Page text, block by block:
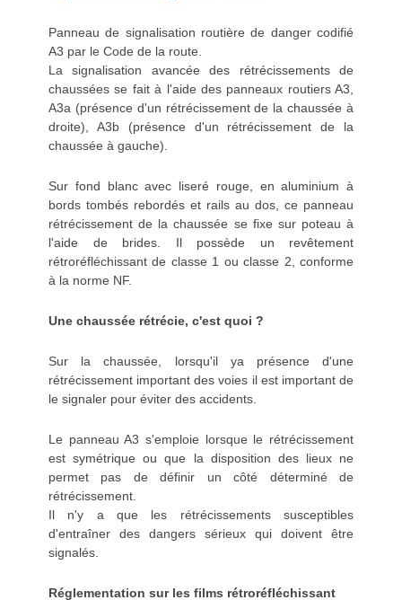
Panneau de signalisation routière de danger codifié
A3 par le Code de la route.
La signalisation avancée des rétrécissements de
chaussées se fait à l'aide des panneaux routiers A3,
A3a (présence d'un rétrécissement de la chaussée à
droite), A3b (présence d'un rétrécissement de la
chaussée à gauche).
Sur fond blanc avec liseré rouge, en aluminium à
bords tombés rebordés et rails au dos, ce panneau
rétrécissement de la chaussée se fixe sur poteau à
l'aide de brides. Il possède un revêtement
rétroréfléchissant de classe 1 ou classe 2, conforme
à la norme NF.
Une chaussée rétrécie, c'est quoi ?
Sur la chaussée, lorsqu'il ya présence d'une
rétrécissement important des voies il est important de
le signaler pour éviter des accidents.
Le panneau A3 s'emploie lorsque le rétrécissement
est symétrique ou que la disposition des lieux ne
permet pas de définir un côté déterminé de
rétrécissement.
Il n'y a que les rétrécissements susceptibles
d'entraîner des dangers sérieux qui doivent être
signalés.
Réglementation sur les films rétroréfléchissant